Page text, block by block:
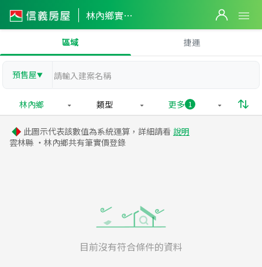
林內鄉實價登錄
區域 捷運
預售屋▼
林內鄉 類型 更多 1
此圖示代表該數值為系統運算，詳細請看 說明
雲林縣 ・林內鄉共有筆實價登錄
目前沒有符合條件的資料